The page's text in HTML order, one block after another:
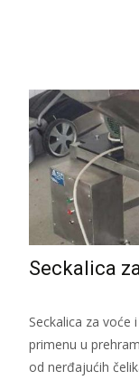
Seckalica
Seckalica za voće
primenu u
od nerđajućih